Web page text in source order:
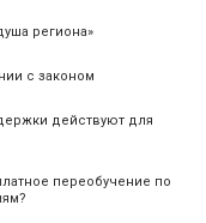
региона»
с законом
действуют для
переобучение по